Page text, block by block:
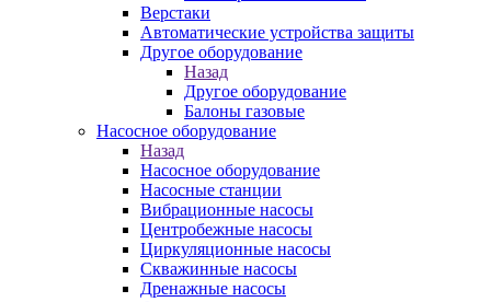
Верстаки
Автоматические устройства защиты
Другое оборудование
Назад
Другое оборудование
Балоны газовые
Насосное оборудование
Назад
Насосное оборудование
Насосные станции
Вибрационные насосы
Центробежные насосы
Циркуляционные насосы
Скважинные насосы
Дренажные насосы